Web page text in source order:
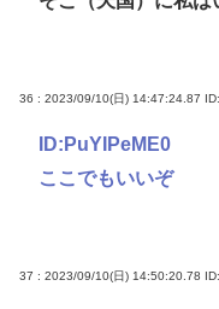
36 : 2023/09/10(日) 14:47:24.87
ID:PuYIPeME0
ここでもいいぞ
37 : 2023/09/10(日) 14:50:20.78